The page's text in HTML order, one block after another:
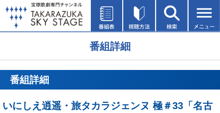
番組詳細
番組詳細
いにしえ逍遥・旅タカラジェンヌ 極＃33「名古